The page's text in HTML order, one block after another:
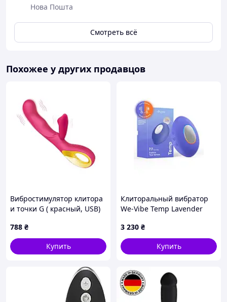
Нова Пошта
Смотреть всё
Похожее у других продавцов
Вибростимулятор клитора
и точки G ( красный, USB)
788 ₴
Купить
Клиторальный вибратор
We-Vibe Temp Lavender
охлаждения, синий
3 230 ₴
Купить